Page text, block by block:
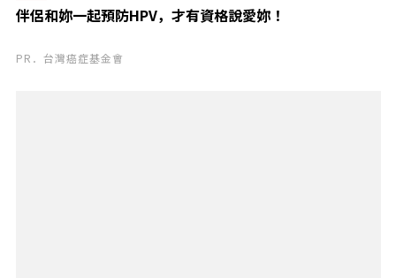
伴侶和妳一起預防HPV，才有資格說愛妳！
PR．台灣癌症基金會